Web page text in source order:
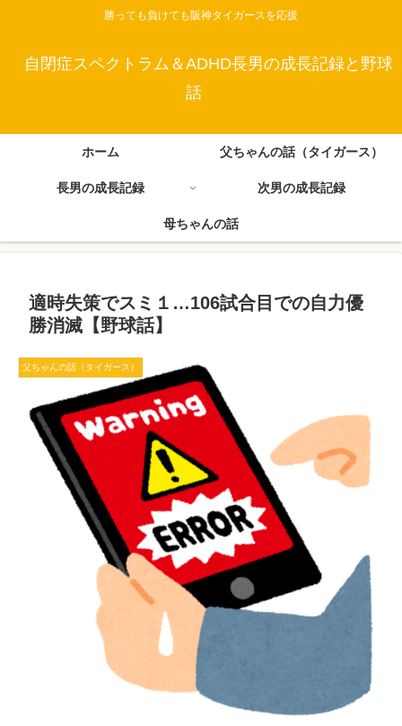
勝っても負けても阪神タイガースを応援
自閉症スペクトラム＆ADHD長男の成長記録と野球
話
ホーム 父ちゃんの話（タイガース）
長男の成長記録 次男の成長記録
母ちゃんの話
適時失策でスミ１…106試合目での自力優
勝消滅【野球話】
父ちゃんの話（タイガース）